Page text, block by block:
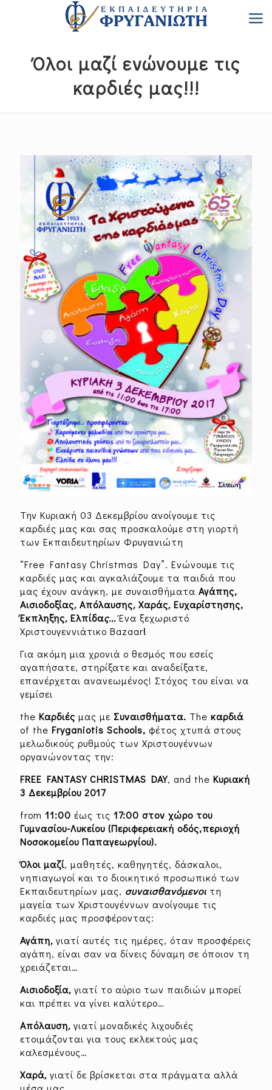
Όλοι μαζί ενώνουμε τις
καρδιές μας!!!
Την Κυριακή 03 Δεκεμβρίου ανοίγουμε τις
καρδιές μας και σας προσκαλούμε στη γιορτή
των Εκπαιδευτηρίων Φρυγανιώτη
“Free Fantasy Christmas Day”. Ενώνουμε τις
καρδιές μας και αγκαλιάζουμε τα παιδιά που
μας έχουν ανάγκη, με συναισθήματα Αγάπης,
Αισιοδοξίας, Απόλαυσης, Χαράς, Ευχαρίστησης,
Έκπληξης, Ελπίδας...Ένα ξεχωριστό
Χριστουγεννιάτικο Βazaar!
Για ακόμη μια χρονιά ο θεσμός που εσείς
αγαπήσατε, στηρίξατε και αναδείξατε,
επανέρχεται ανανεωμένος! Στόχος του είναι να
γεμίσει
the Καρδιές μας με Συναισθήματα. The καρδιά
of the Fryganiotis Schools, φέτος χτυπά στους
μελωδικούς ρυθμούς των Χριστουγέννων
οργανώνοντας την:
FREE FANTASY CHRISTMAS DAY, and the Κυριακή
3 Δεκεμβρίου 2017
from 11:00 έως τις 17:00 στον χώρο του
Γυμνασίου-Λυκείου (Περιφερειακή οδός,περιοχή
Νοσοκομείου Παπαγεωργίου).
Όλοι μαζί, μαθητές, καθηγητές, δάσκαλοι,
νηπιαγωγοί και το διοικητικό προσωπικό των
Εκπαιδευτηρίων μας, συναισθανόμενοι τη
μαγεία των Χριστουγέννων ανοίγουμε τις
καρδιές μας προσφέροντας:
Αγάπη, γιατί αυτές τις ημέρες, όταν προσφέρεις
αγάπη, είναι σαν να δίνεις δύναμη σε όποιον τη
χρειάζεται…
Αισιοδοξία, γιατί το αύριο των παιδιών μπορεί
και πρέπει να γίνει καλύτερο…
Απόλαυση, γιατί μοναδικές λιχουδιές
ετοιμάζονται για τους εκλεκτούς μας
καλεσμένους…
Χαρά, γιατί δε βρίσκεται στα πράγματα αλλά